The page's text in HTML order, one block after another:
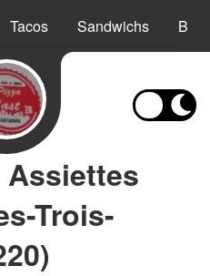
Tacos Sandwichs
Trois-